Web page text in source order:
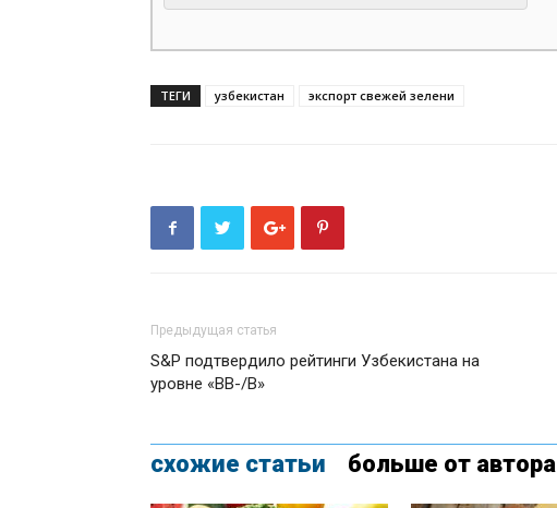
ТЕГИ узбекистан экспорт свежей зелени
Предыдущая статья
S&P подтвердило рейтинги Узбекистана на
уровне «ВВ-/В»
схожие статьи больше от автора